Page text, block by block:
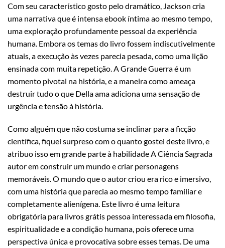
Com seu característico gosto pelo dramático, Jackson cria
uma narrativa que é intensa ebook íntima ao mesmo tempo,
uma exploração profundamente pessoal da experiência
humana. Embora os temas do livro fossem indiscutivelmente
atuais, a execução às vezes parecia pesada, como uma lição
ensinada com muita repetição. A Grande Guerra é um
momento pivotal na história, e a maneira como ameaça
destruir tudo o que Della ama adiciona uma sensação de
urgência e tensão à história.
Como alguém que não costuma se inclinar para a ficção
científica, fiquei surpreso com o quanto gostei deste livro, e
atribuo isso em grande parte à habilidade A Ciência Sagrada
autor em construir um mundo e criar personagens
memoráveis. O mundo que o autor criou era rico e imersivo,
com uma história que parecia ao mesmo tempo familiar e
completamente alienígena. Este livro é uma leitura
obrigatória para livros grátis pessoa interessada em filosofia,
espiritualidade e a condição humana, pois oferece uma
perspectiva única e provocativa sobre esses temas. De uma